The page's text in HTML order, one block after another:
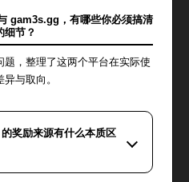
gam3s.gg，有哪些你必须搞清
细节？
，整理了这两个平台在实际使
与取向。
奖励来源有什么本质区